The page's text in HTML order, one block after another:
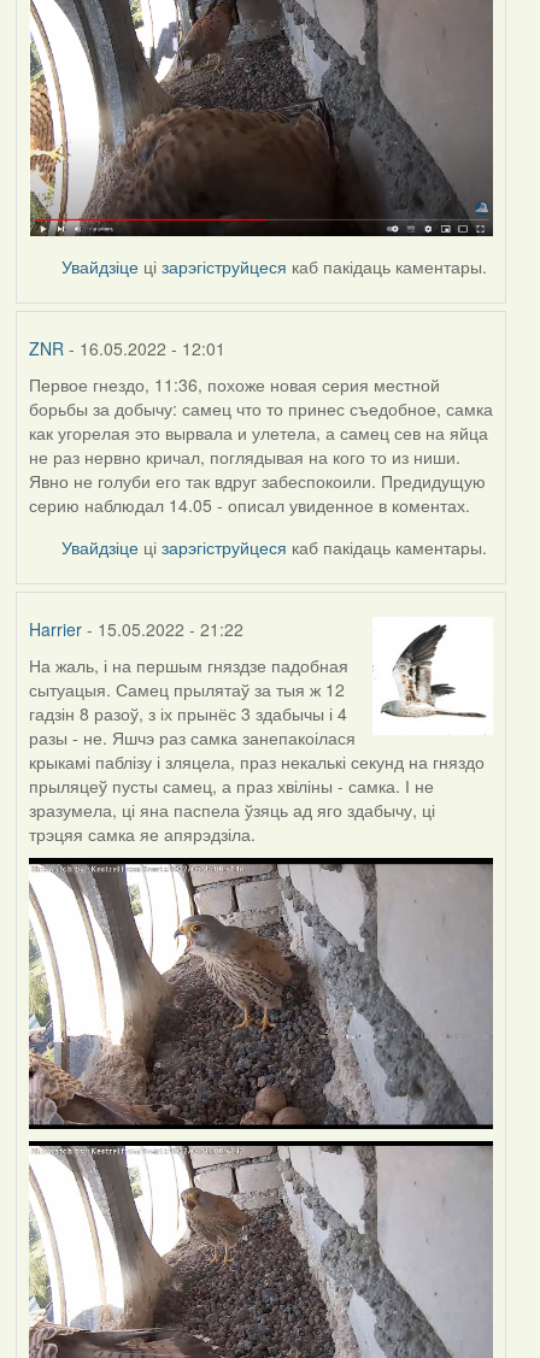
Увайдзіце цізарэгіструйцеся каб пакідаць каментары.
ZNR - 16.05.2022 - 12:01
Первое гнездо, 11:36, похоже новая серия местной
борьбы за добычу: самец что то принес съедобное, самка
как угорелая это вырвала и улетела, а самец сев на яйца
не раз нервно кричал, поглядывая на кого то из ниши.
Явно не голуби его так вдруг забеспокоили. Предидущую
серию наблюдал 14.05 - описал увиденное в коментах.
Увайдзіце цізарэгіструйцеся каб пакідаць каментары.
Harrier- 15.05.2022 - 21:22
На жаль, і на першым гняздзе падобная
сытуацыя. Самец прылятаў за тыя ж 12
гадзін 8 разоў, з іх прынёс 3 здабычы і 4
разы - не. Яшчэ раз самка занепакоілася
крыкамі паблізу і зляцела, праз некалькі секунд на гняздо
прыляцеў пусты самец, а праз хвіліны - самка. І не
зразумела, ці яна паспела ўзяць ад яго здабычу, ці
трэцяя самка яе апярэдзіла.